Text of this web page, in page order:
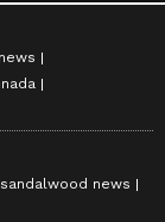
sandalwood news